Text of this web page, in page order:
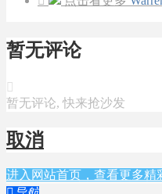
暂无评论

暂无评论, 快来抢沙发
取消
进入网站首页，查看更多精